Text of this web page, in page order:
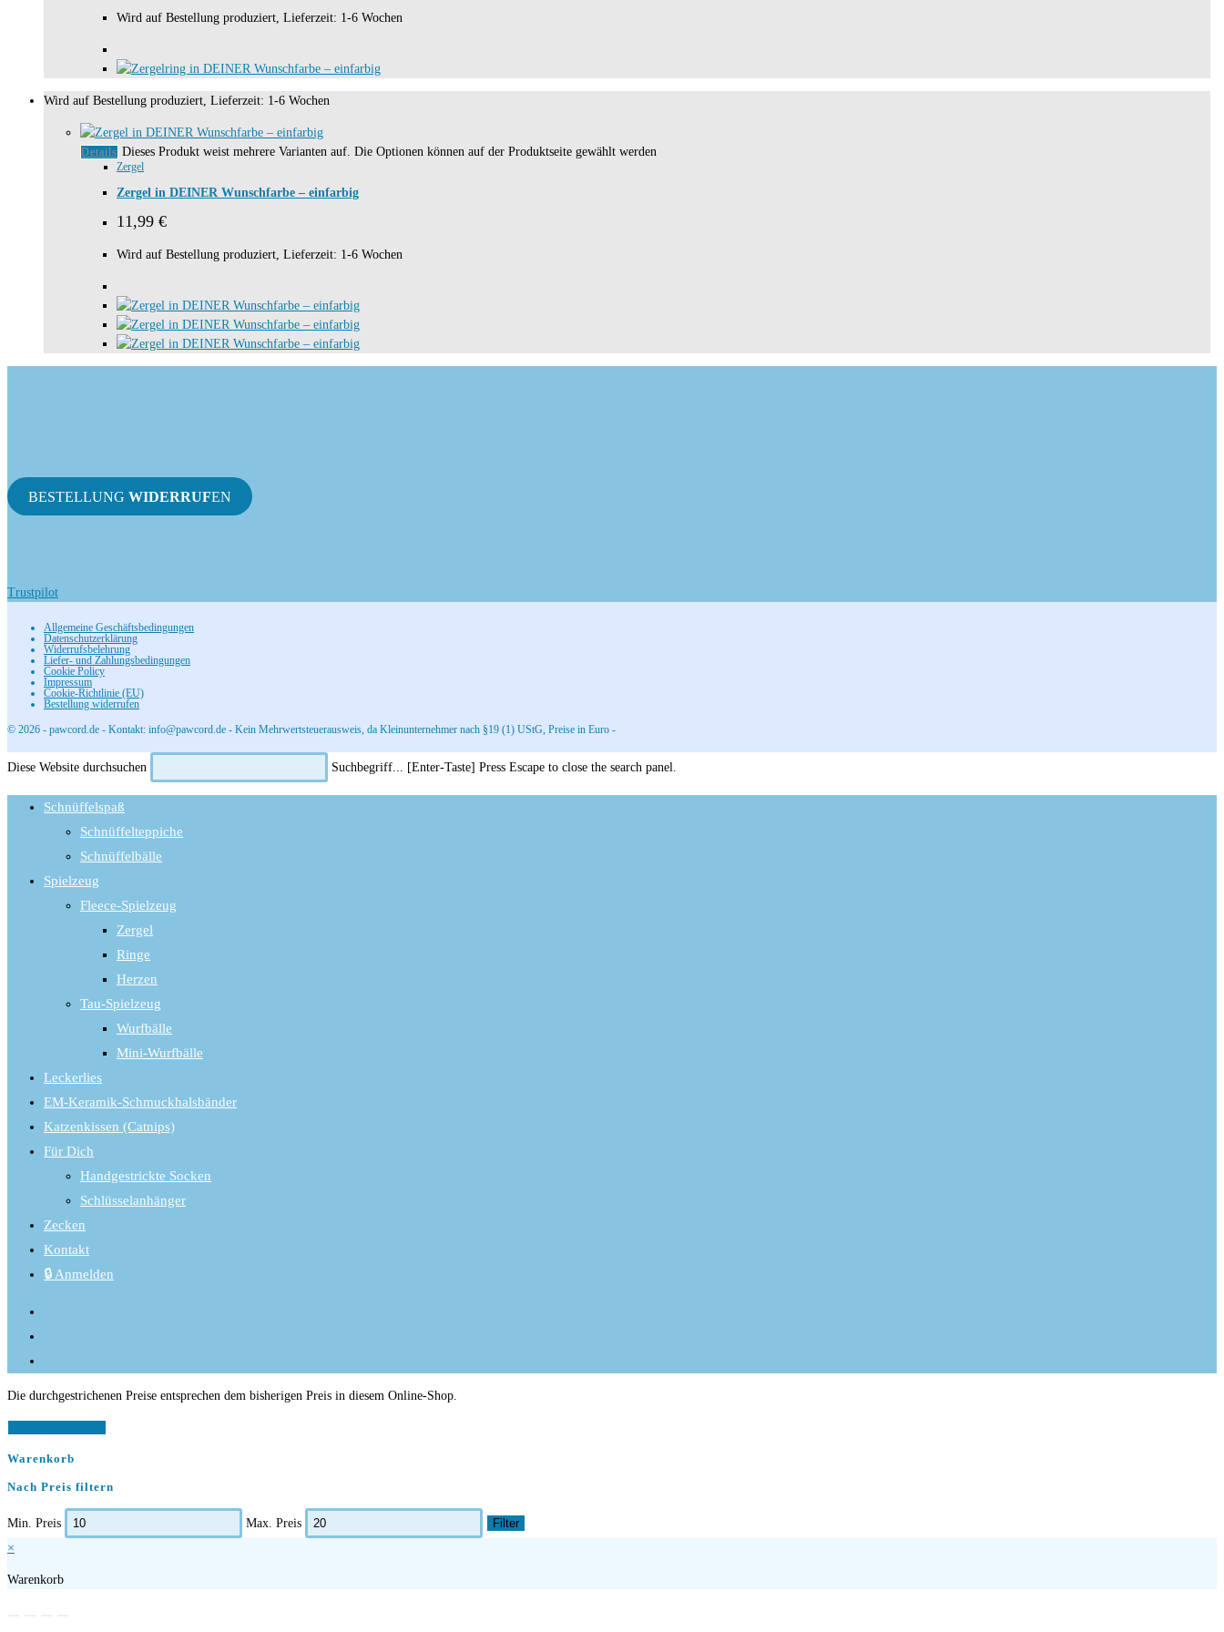
Wird auf Bestellung produziert, Lieferzeit: 1-6 Wochen
Wird auf Bestellung produziert, Lieferzeit: 1-6 Wochen
Details Dieses Produkt weist mehrere Varianten auf. Die Optionen können auf der Produktseite gewählt werden
Zergel
Zergel in DEINER Wunschfarbe – einfarbig
11,99 €
Wird auf Bestellung produziert, Lieferzeit: 1-6 Wochen
BESTELLUNG WIDERRUFEN
Trustpilot
Allgemeine Geschäftsbedingungen
Datenschutzerklärung
Widerrufsbelehrung
Liefer- und Zahlungsbedingungen
Cookie Policy
Impressum
Cookie-Richtlinie (EU)
Bestellung widerrufen
© 2026 - pawcord.de - Kontakt: info@pawcord.de - Kein Mehrwertsteuerausweis, da Kleinunternehmer nach §19 (1) UStG, Preise in Euro -
Diese Website durchsuchen Suchbegriff... [Enter-Taste] Press Escape to close the search panel.
Schnüffelspaß
Schnüffelteppiche
Schnüffelbälle
Spielzeug
Fleece-Spielzeug
Zergel
Ringe
Herzen
Tau-Spielzeug
Wurfbälle
Mini-Wurfbälle
Leckerlies
EM-Keramik-Schmuckhalsbänder
Katzenkissen (Catnips)
Für Dich
Handgestrickte Socken
Schlüsselanhänger
Zecken
Kontakt
🔒 Anmelden
Die durchgestrichenen Preise entsprechen dem bisherigen Preis in diesem Online-Shop.
Warenkorb
Nach Preis filtern
Min. Preis Max. Preis
Filter
×
Warenkorb